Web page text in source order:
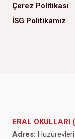
Çerez Politikası
İSG Politikamız
ERAL OKULLARI
Adres: